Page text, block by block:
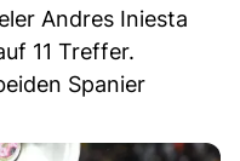
Andres Iniesta
11 Treffer.
Spanier